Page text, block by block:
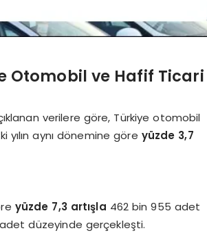
Otomobil ve Hafif Ticari
verilere göre, Türkiye otomobil
yılın aynı dönemine göre yüzde 3,7
yüzde 7,3 artışla 462 bin 955 adet
adet düzeyinde gerçekleşti.